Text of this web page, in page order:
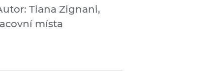
Tiana Zignani,
místa